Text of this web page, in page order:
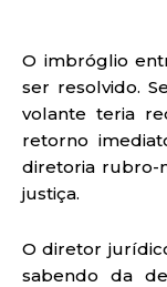
O imbróglio
ser resolvido.
volante teria
retorno
diretoria rubro-
justiça.
O diretor
sabendo da